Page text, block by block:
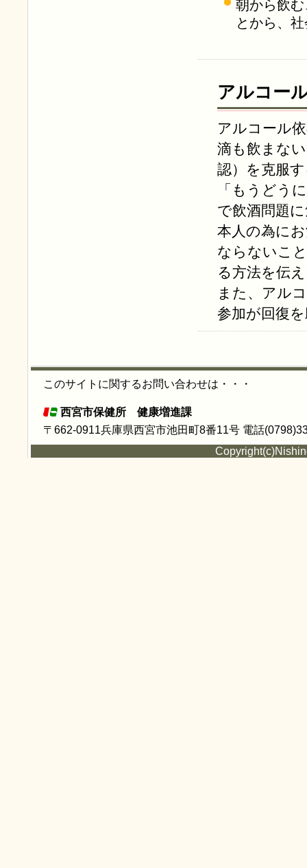
朝から飲
とから、
アルコー
アルコール
滴も飲まな
認）を克服
「もうどう
で飲酒問題
本人の為に
ならないこ
る方法を伝
また、アル
参加が回復
このサイトに関するお問い合わせは・・・
西宮市保健所 健康増進課
〒662-0911兵庫県西宮市池田町8番11号 電話